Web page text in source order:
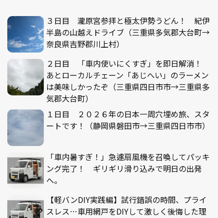
３日目 瀧原宮参拝と極太伊勢うどん！ 紀伊
半島の山越えドライブ（三重県多気郡大台町→
奈良県吉野郡川上村）
２日目 「車内使いにくすぎ」を即日解消！
あとローカルチェーン「あじへい」のラーメン
は美味しかったぞ（三重県四日市市→三重県多
気郡大台町）
１日目 ２０２６年の日本一周穴埋め旅、スタ
ートです！（静岡県磐田市→三重県四日市市）
「車内暑すぎ！」急遽扇風機を召喚してパッキ
ング完了！ ギリギリ滑り込みで明日の出発
へ。
【軽バンDIY実践編】試行錯誤の時間、プライ
スレス…車用網戸をDIYして激しく後悔した理